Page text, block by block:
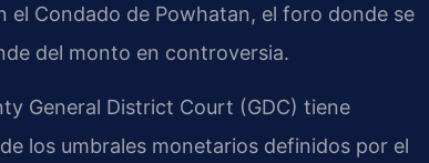
el Condado de Powhatan, el foro donde se
del monto en controversia.
General District Court (GDC) tiene
los umbrales monetarios definidos por el